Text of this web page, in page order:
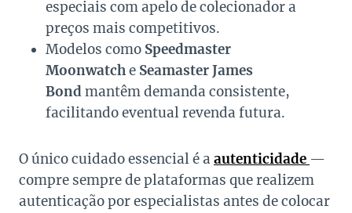
especiais com apelo de colecionador a
preços mais competitivos.
Modelos como Speedmaster
Moonwatche Seamaster James
Bondmantêm demanda consistente,
facilitando eventual revenda futura.
O único cuidado essencial é a autenticidade —
compre sempre de plataformas que realizem
autenticação por especialistas antes de colocar